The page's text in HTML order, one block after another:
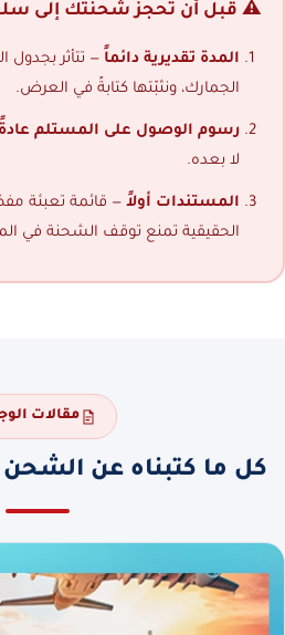
⚠️ قبل أن تحجز شحنتك إلى
المدة تقديرية دائماً — تتأثر بجدول
الجمارك، ونثبّتها كتابةً في العرض.
رسوم الوصول على المستلم عادةً
لا بعده.
المستندات أولاً — قائمة تعبئة
الحقيقية تمنع توقف الشحنة في
مقالات
كل ما كتبناه عن